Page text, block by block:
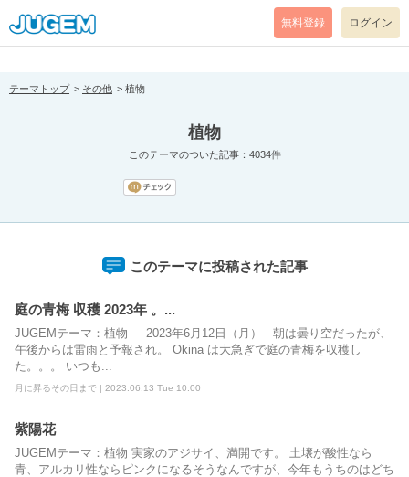
[pear_error: message="Success" code=0 mode=return level=notice
prefix="" info=""]
無料登録 ログイン
テーマトップ その他 植物
植物
このテーマのついた記事：4034件
このテーマに投稿された記事
庭の青梅 収穫 2023年 。...
JUGEMテーマ：植物 2023年6月12日（月） 朝は曇り空だったが、
午後からは雷雨と予報され。 Okina は大急ぎで庭の青梅を収穫し
た。。。 いつも...
月に昇るその日まで | 2023.06.13 Tue 10:00
紫陽花
JUGEMテーマ：植物 実家のアジサイ、満開です。 土壌が酸性なら
青、アルカリ性ならピンクになるそうなんですが、今年もうちのはどち